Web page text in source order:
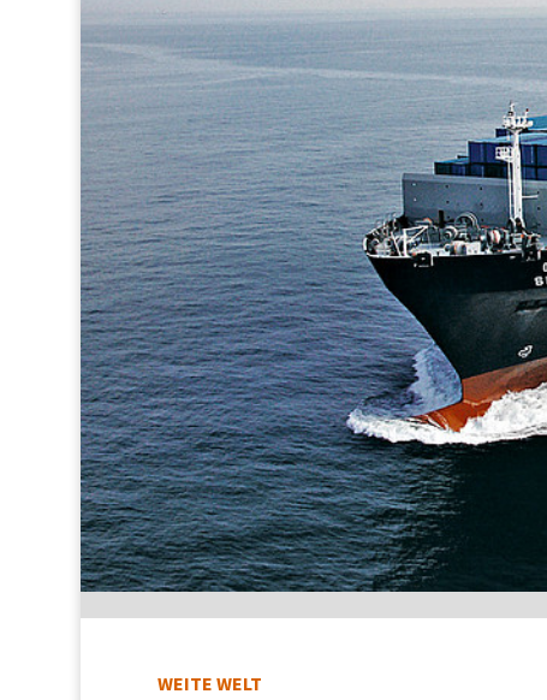
WEITE WELT